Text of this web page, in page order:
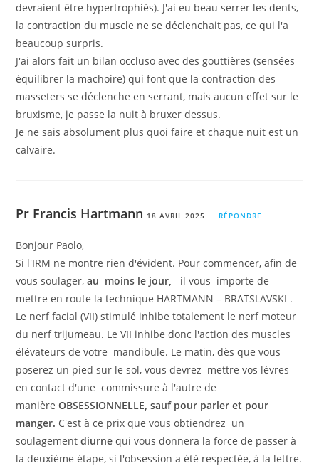
devraient être hypertrophiés). J'ai eu beau serrer les dents,
la contraction du muscle ne se déclenchait pas, ce qui l'a
beaucoup surpris.
J'ai alors fait un bilan occluso avec des gouttières (sensées
équilibrer la machoire) qui font que la contraction des
masseters se déclenche en serrant, mais aucun effet sur le
bruxisme, je passe la nuit à bruxer dessus.
Je ne sais absolument plus quoi faire et chaque nuit est un
calvaire.
Pr Francis Hartmann 18 AVRIL 2025 RÉPONDRE
Bonjour Paolo,
Si l'IRM ne montre rien d'évident. Pour commencer, afin de
vous soulager,au moins le jour,
il vous importe de
mettre en route la technique HARTMANN – BRATSLAVSKI .
Le nerf facial (VII) stimulé inhibe totalement le nerf moteur
du nerf trijumeau. Le VII inhibe donc l'action des muscles
élévateurs de votre mandibule. Le matin, dès que vous
poserez un pied sur le sol, vous devrez mettre vos lèvres
en contact d'une commissure à l'autre de
manièreOBSESSIONNELLE, sauf pour parler et pour
manger. C'est à ce prix que vous obtiendrez un
soulagementdiurne qui vous donnera la force de passer à
la deuxième étape, si l'obsession a été respectée, à la lettre.